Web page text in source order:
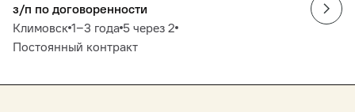
з/п по договоренности
Климовск 1‒3 года 5 через 2
Постоянный контракт